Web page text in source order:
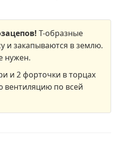
Т-образные
и закапываются в землю.
нужен.
и 2 форточки в торцах
вентиляцию по всей